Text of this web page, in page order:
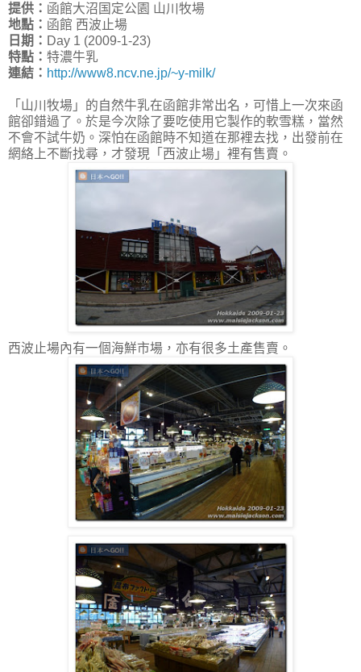
提供： 函館大沼国定公園 山川牧場
地點： 函館 西波止場
日期： Day 1 (2009-1-23)
特點： 特濃牛乳
連結： http://www8.ncv.ne.jp/~y-milk/
「山川牧場」的自然牛乳在函館非常出名，可惜上一次來函
館卻錯過了。於是今次除了要吃使用它製作的軟雪糕，當然
不會不試牛奶。深怕在函館時不知道在那裡去找，出發前在
網絡上不斷找尋，才發現「西波止場」裡有售賣。
西波止場內有一個海鮮市場，亦有很多土產售賣。